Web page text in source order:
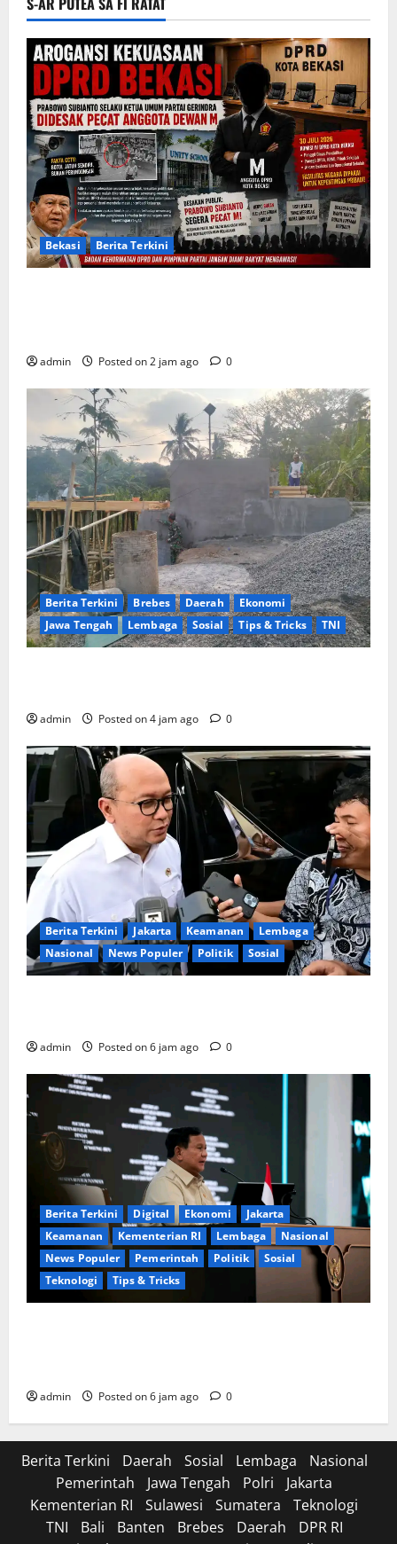
Bekasi Berita Terkini
admin Posted on 2 jam ago 0
Berita Terkini Brebes Daerah
Ekonomi
Jawa Tengah
Lembaga Sosial Tips & Tricks TNI
admin Posted on 4 jam ago 0
Berita Terkini Jakarta Keamanan
Lembaga
Nasional
News Populer Politik Sosial
admin Posted on 6 jam ago 0
Berita Terkini Digital Ekonomi
Jakarta
Keamanan
Kementerian RI Lembaga
Nasional
News Populer
Pemerintah Politik
Sosial
Teknologi
Tips & Tricks
admin Posted on 6 jam ago 0
Berita Terkini Daerah Sosial Lembaga
Nasional
Pemerintah
Jawa Tengah Polri
Jakarta
Kementerian RI
Sulawesi Sumatera
Teknologi
TNI
Bali Banten Brebes Daerah
DPR RI